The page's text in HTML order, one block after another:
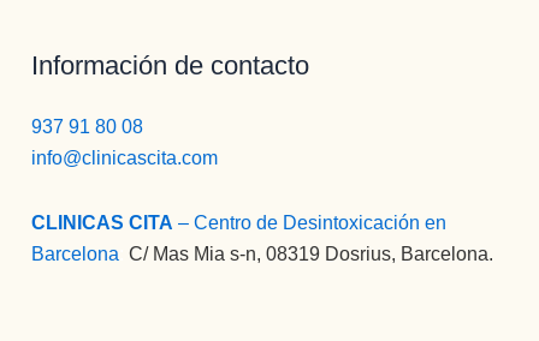
Información de contacto
937 91 80 08
info@clinicascita.com
CLINICAS CITA – Centro de Desintoxicación en
Barcelona :C/ Mas Mia s-n, 08319 Dosrius, Barcelona.